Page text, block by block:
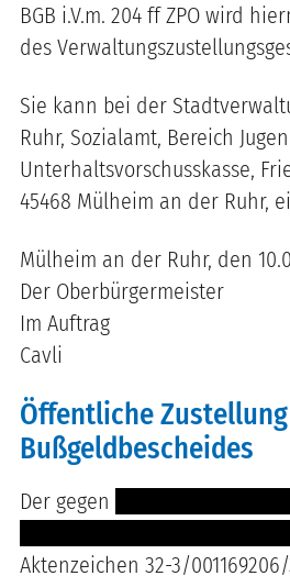
BGB i.V.m. 204 ff ZPO wird
des
Sie kann bei der
Ruhr, Sozialamt, Bereich
Unterhaltsvorschusskasse,
45468 Mülheim an der Ruhr,
Mülheim an der Ruhr, den
Der Oberbürgermeister
Im Auftrag
Cavli
Öffentliche
Bußgeldbescheides
Der gegen
Aktenzeichen 32-3/001169206/